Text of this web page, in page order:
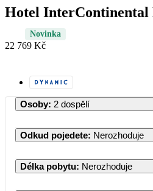
Hotel InterContinental
Novinka
22 769 Kč
Osoby: 2 dospělí
Odkud pojedete: Nerozhoduje
Délka pobytu: Nerozhoduje